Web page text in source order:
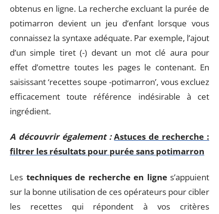
obtenus en ligne. La recherche excluant la purée de
potimarron devient un jeu d’enfant lorsque vous
connaissez la syntaxe adéquate. Par exemple, l’ajout
d’un simple tiret (-) devant un mot clé aura pour
effet d’omettre toutes les pages le contenant. En
saisissant ‘recettes soupe -potimarron’, vous excluez
efficacement toute référence indésirable à cet
ingrédient.
A découvrir également : Astuces de recherche :
filtrer les résultats pour purée sans potimarron
Les techniques de recherche en lignes’appuient
sur la bonne utilisation de ces opérateurs pour cibler
les recettes qui répondent à vos critères